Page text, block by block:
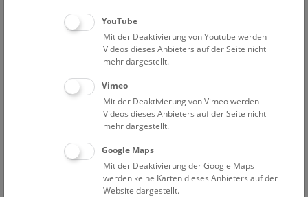
Eine Nacht im Museum
YouTube
Mit der Deaktivierung von Youtube werden
Videos dieses Anbieters auf der Seite nicht
mehr dargestellt.
Vimeo
Mit der Deaktivierung von Vimeo werden
Videos dieses Anbieters auf der Seite nicht
mehr dargestellt.
Google Maps
Mit der Deaktivierung der Google Maps
werden keine Karten dieses Anbieters auf der
Website dargestellt.